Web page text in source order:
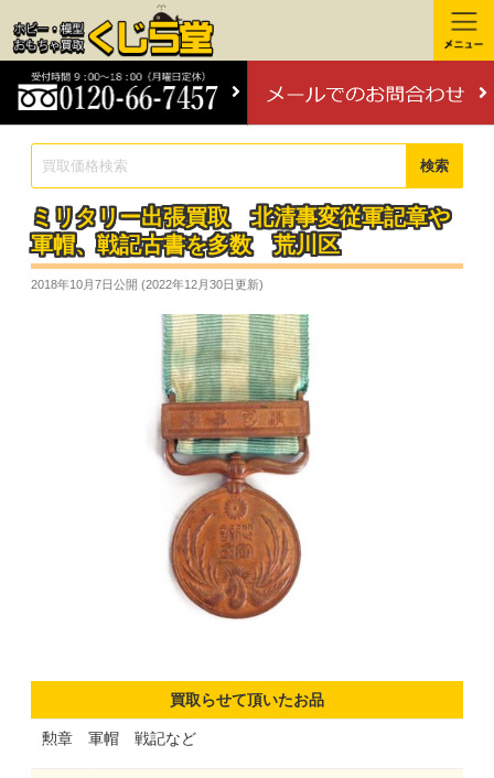
検索
ミリタリー出張買取 北清事変従軍記章や
軍帽、戦記古書を多数 荒川区
2018年10月7日公開 (2022年12月30日 更新)
買取らせて頂いたお品
勲章 軍帽 戦記など